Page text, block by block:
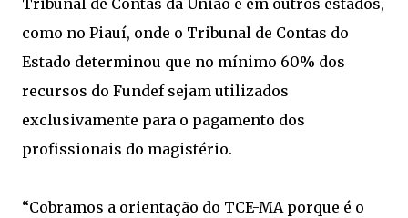
Tribunal de Contas da União e em outros estados,
como no Piauí, onde o Tribunal de Contas do
Estado determinou que no mínimo 60% dos
recursos do Fundef sejam utilizados
exclusivamente para o pagamento dos
profissionais do magistério.
“Cobramos a orientação do TCE-MA porque é o